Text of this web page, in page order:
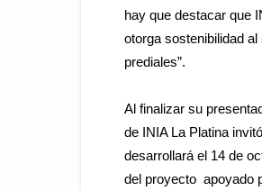
hay que destacar que
otorga sostenibilidad
prediales”.
Al finalizar su
de INIA La Platina
desarrollará el 14 de
del proyecto apoyado